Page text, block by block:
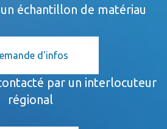
échantillon de matériau
d'infos
par un interlocuteur
régional